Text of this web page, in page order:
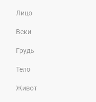
Лицо
Веки
Грудь
Тело
Живот